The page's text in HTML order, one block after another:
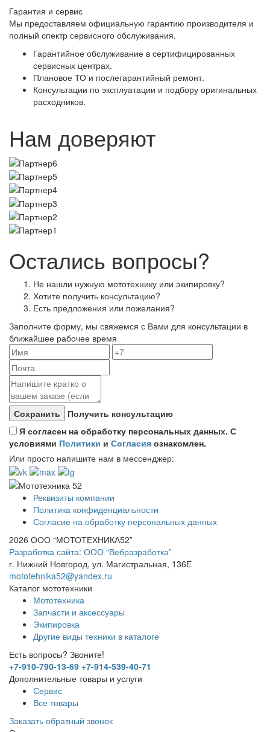
Гарантия и сервис
Мы предоставляем официальную гарантию производителя и
полный спектр сервисного обслуживания.
Гарантийное обслуживание в сертифицированных
сервисных центрах.
Плановое ТО и послегарантийный ремонт.
Консультации по эксплуатации и подбору оригинальных
расходников.
Нам доверяют
Остались вопросы?
Не нашли нужную мототехнику или экипировку?
Хотите получить консультацию?
Есть предложения или пожелания?
Заполните форму, мы свяжемся с Вами для консультации в
ближайшее рабочее время
Получить консультацию
Я согласен на обработку персональных данных. С
условиями Политики и Согласия ознакомлен.
Или просто напишите нам в мессенджер:
Реквизиты компании
Политика конфиденциальности
Согласие на обработку персональных данных
2026 ООО “МОТОТЕХНИКА52”
Разработка сайта: ООО “Вебразработка”
г. Нижний Новгород, ул. Магистральная, 136Е
mototehnika52@yandex.ru
Каталог мототехники
Мототехника
Запчасти и аксессуары
Экипировка
Другие виды техники в каталоге
Есть вопросы? Звоните!
+7-910-790-13-69 +7-914-539-40-71
Дополнительные товары и услуги
Сервис
Все товары
Заказать обратный звонок